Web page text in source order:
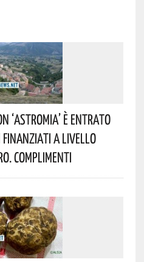
‘Astromia’ È Entrato
A Livello
Complimenti